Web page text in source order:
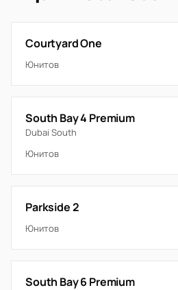
Courtyard One
Юнитов
South Bay 4 Premium
Dubai South
Юнитов
Parkside 2
Юнитов
South Bay 6 Premium